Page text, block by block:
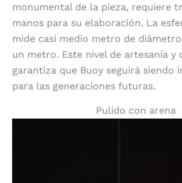
monumental de la pieza, requiere
manos para su elaboración. La
mide casi medio metro de
un metro. Este nivel de artesanía y
garantiza que Buoy seguirá siendo
para las generaciones futuras.
Pulido con arena